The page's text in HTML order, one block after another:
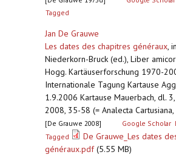
Tagged
Jan De Grauwe
Les dates des chapitres généraux,
Niederkorn-Bruck (ed.), Liber
Hogg. Kartäuserforschung 1970-
Internationale Tagung Kartause
1.9.2006 Kartause Mauerbach, dl.
2008, 35-58 (= Analecta Cartusiana,
[De Grauwe 2008] Google Scholar
Tagged
De Grauwe_Les dates
généraux.pdf(5.55 MB)